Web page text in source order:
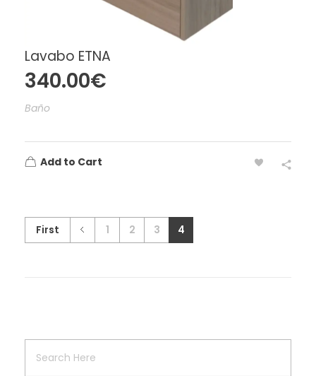
Lavabo ETNA
340.00€
Baño
Add to Cart
First 1 2 3 4